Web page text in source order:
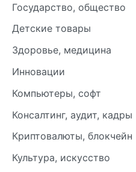
Государство, общество
Детские товары
Здоровье, медицина
Инновации
Компьютеры, софт
Консалтинг, аудит, кадры
Криптовалюты, блокчейн
Культура, искусство